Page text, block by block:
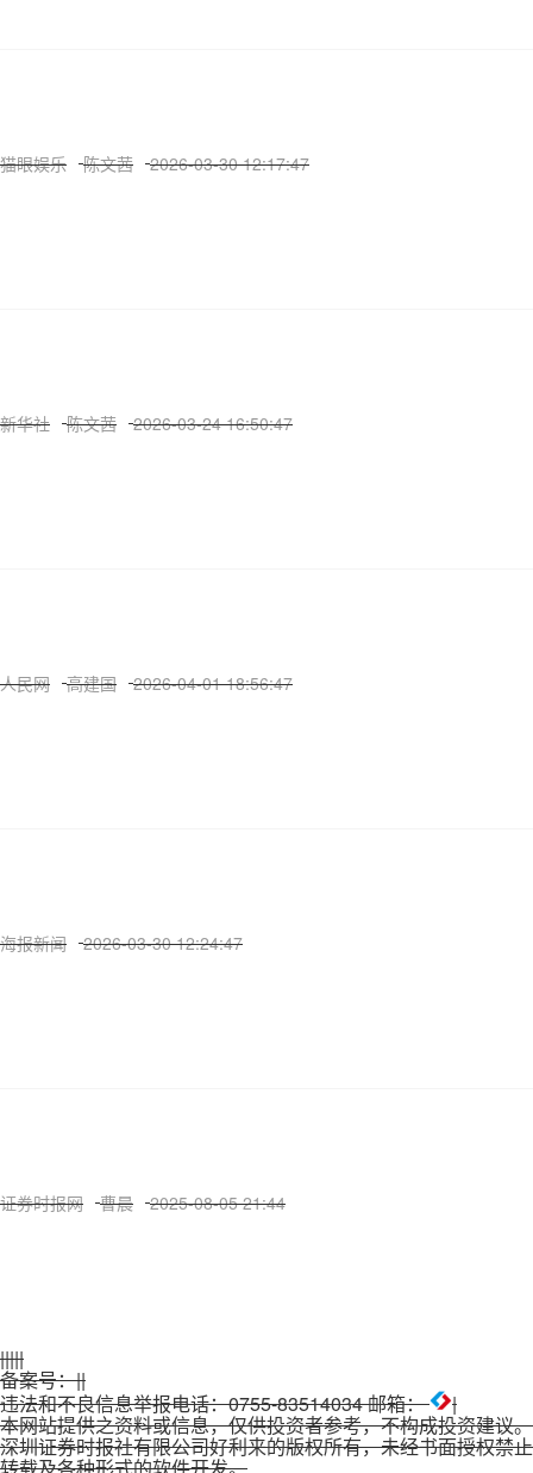
猫眼娱乐 陈文茜 2026-03-30 12:17:47
新华社 陈文茜 2026-03-24 16:50:47
人民网 高建国 2026-04-01 18:56:47
海报新闻 2026-03-30 12:24:47
证券时报网 曹晨 2025-08-05 21:44
|||||
备案号：||
违法和不良信息举报电话：0755-83514034 邮箱：
|
本网站提供之资料或信息，仅供投资者参考，不构成投资建议。
深圳证券时报社有限公司好利来的版权所有，未经书面授权禁止
转载及各种形式的软件开发。